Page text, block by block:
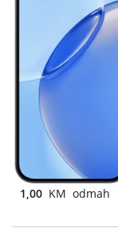
1,00 KM odmah